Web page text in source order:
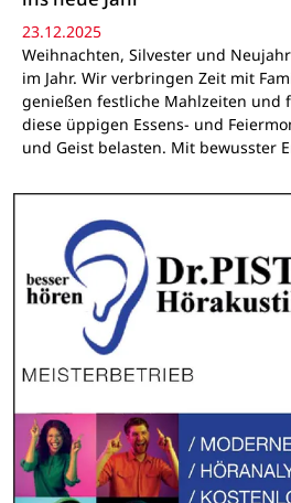
23.12.2025
Weihnachten, Silvester und
im Jahr. Wir verbringen Zeit mit
genießen festliche Mahlzeiten und
diese üppigen Essens- und
und Geist belasten. Mit bewusster